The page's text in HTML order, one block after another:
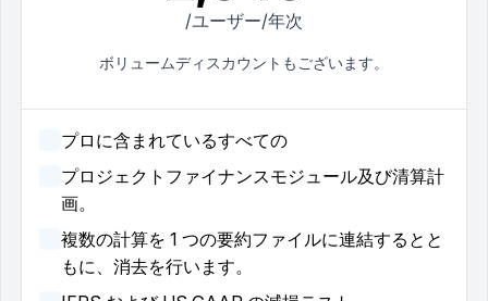
/ユーザー/年次
ボリュームディスカウントもございます。
プロに含まれているすべての
プロジェクトファイナンスモジュール及び清算計
画。
複数の計算を 1 つの要約ファイルに連結するとと
もに、消去を行います。